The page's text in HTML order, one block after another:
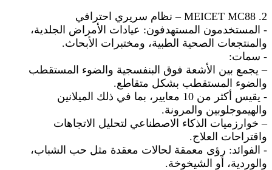
2. MEICET MC88 – نظام سريري احترافي
- المستخدمون المستهدفون: عيادات الأمراض الجلدية،
والمنتجعات الصحية الطبية، ومختبرات الأبحاث.
- سمات:
– يجمع بين الأشعة فوق البنفسجية والضوء المستقطب
والضوء المستقطب بشكل متقاطع.
- يقيس أكثر من 10 معايير، بما في ذلك الميلانين
والهيموجلوبين والمرونة.
– خوارزميات الذكاء الاصطناعي لتحليل الاتجاهات
واقتراحات العلاج.
- الفوائد: رؤى معمقة لحالات معقدة مثل حب الشباب،
والوردية، أو الشيخوخة.